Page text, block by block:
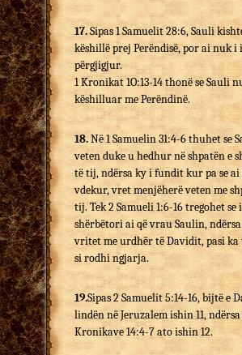
17.Sipas 1 Samuelit 28:6, Sauli
këshillë prej Perëndisë, por ai nuk i
përgjigjur.
1 Kronikat 1O:13-14 thonë se Sauli
këshilluar me Perëndinë.
18.Në 1 Samuelin 31:4-6 thuhet se
veten duke u hedhur në shpatën e
të tij, ndërsa ky i fundit kur pa se
vdekur, vret menjëherë veten me
tij. Tek 2 Samueli 1:6-16 tregohet se
shërbëtori ai që vrau Saulin, ndërsa
vritet me urdhër të Davidit, pasi ka
si rodhi ngjarja.
19.Sipas 2 Samuelit 5:14-16, bijtë e
lindën në Jeruzalem ishin 11, ndërsa
Kronikave 14:4-7 ato ishin 12.